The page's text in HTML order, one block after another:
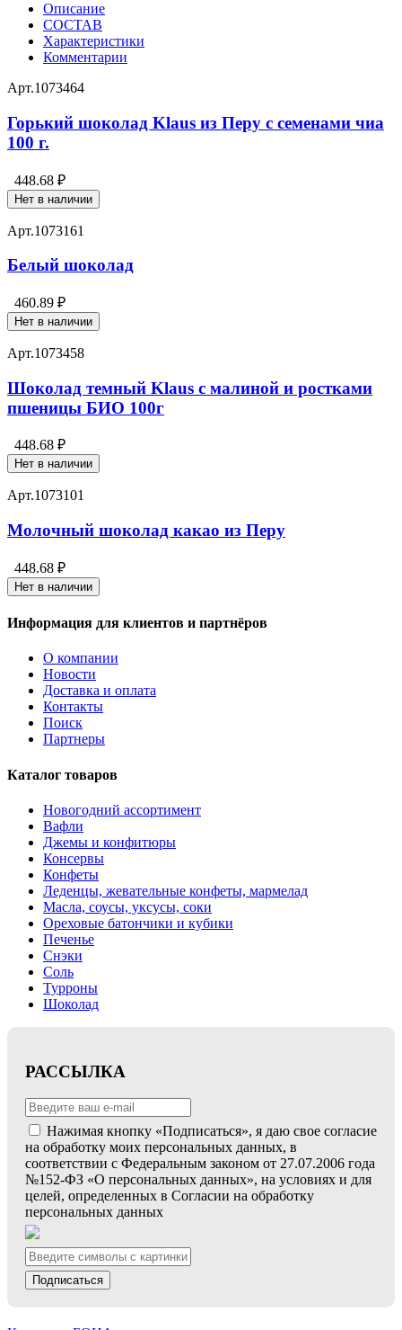
Описание
СОСТАВ
Характеристики
Комментарии
Арт.1073464
Горький шоколад Klaus из Перу с семенами чиа
100 г.
448.68 ₽
Нет в наличии
Арт.1073161
Белый шоколад
460.89 ₽
Нет в наличии
Арт.1073458
Шоколад темный Klaus с малиной и ростками
пшеницы БИО 100г
448.68 ₽
Нет в наличии
Арт.1073101
Молочный шоколад какао из Перу
448.68 ₽
Нет в наличии
Информация для клиентов и партнёров
О компании
Новости
Доставка и оплата
Контакты
Поиск
Партнеры
Каталог товаров
Новогодний ассортимент
Вафли
Джемы и конфитюры
Консервы
Конфеты
Леденцы, жевательные конфеты, мармелад
Масла, соусы, уксусы, соки
Ореховые батончики и кубики
Печенье
Снэки
Соль
Турроны
Шоколад
РАССЫЛКА
Нажимая кнопку «Подписаться», я даю свое согласие
на обработку моих персональных данных, в
соответствии с Федеральным законом от 27.07.2006 года
№152-ФЗ «О персональных данных», на условиях и для
целей, определенных в Согласии на обработку
персональных данных
Подписаться